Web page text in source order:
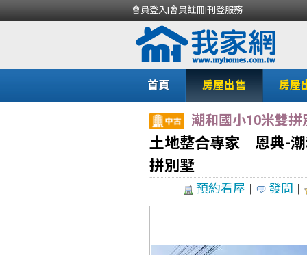
會員登入|會員註冊|刊登服務
首頁 房屋出售 房屋
潮和國小10米雙拼
土地整合專家 恩典-潮
拼別墅
預約看屋 | 發問 |